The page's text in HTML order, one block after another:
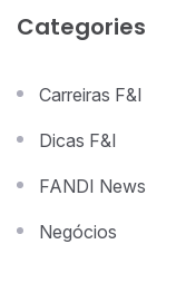
Categories
Carreiras F&I
Dicas F&I
FANDI News
Negócios